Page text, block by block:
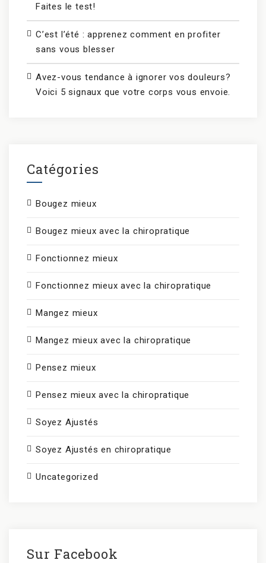
Faites le test!
C’est l’été : apprenez comment en profiter
sans vous blesser
Avez-vous tendance à ignorer vos douleurs?
Voici 5 signaux que votre corps vous envoie.
Catégories
Bougez mieux
Bougez mieux avec la chiropratique
Fonctionnez mieux
Fonctionnez mieux avec la chiropratique
Mangez mieux
Mangez mieux avec la chiropratique
Pensez mieux
Pensez mieux avec la chiropratique
Soyez Ajustés
Soyez Ajustés en chiropratique
Uncategorized
Sur Facebook